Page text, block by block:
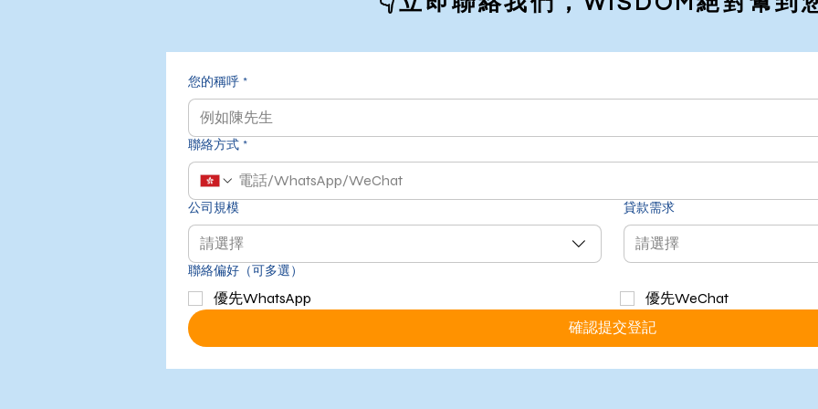
您的稱呼 *
聯絡方式 *
公司規模
請選擇
貸款需求
請選擇
聯絡偏好（可多選）
優先WhatsApp 優先WeChat
確認提交登記